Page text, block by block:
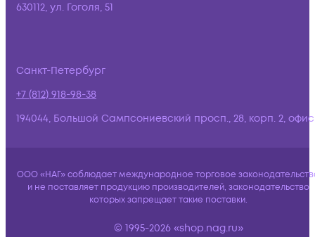
630112, ул. Гоголя, 51
Санкт-Петербург
+7 (812) 918-98-38
194044, Большой Сампсониевский просп., 28, корп. 2,
ООО «НАГ» соблюдает международное торговое
и не поставляет продукцию производителей, законодательство
которых запрещает такие поставки.
© 1995-2026 «shop.nag.ru»